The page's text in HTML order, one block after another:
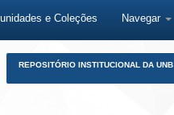
e Coleções Navegar
REPOSITÓRIO INSTITUCIONAL DA UNB